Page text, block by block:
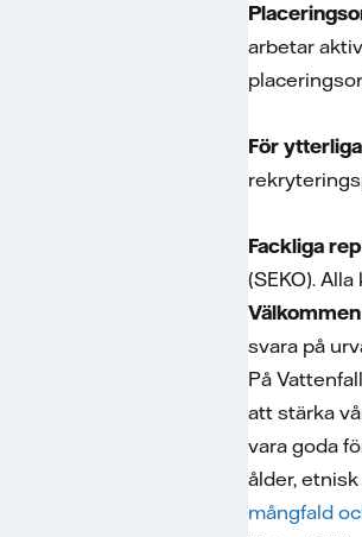
arbetar
För
Fackliga
(SEKO).
svara på
På
att stärka
vara goda
ålder,
mångfald